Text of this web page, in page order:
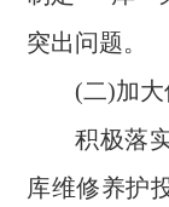
突出问题。
(二)加
积极落
库维修养护